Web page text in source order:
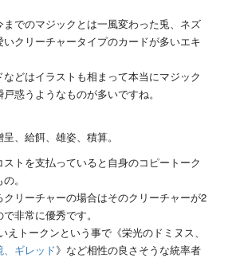
までのマジックとは一風変わった兎、ネズ
いクリーチャータイプのカードが多いエキ
どはイラストも相まって本当にマジック
惑うようなものが多いですね。
、給餌、雄姿、積算。
トを支払っていると自身のコピートーク
。
リーチャーの場合はそのクリーチャーが2
非常に優秀です。
えトークンという事で《栄光のドミヌス、
、ギレッド》など相性の良さそうな統率者